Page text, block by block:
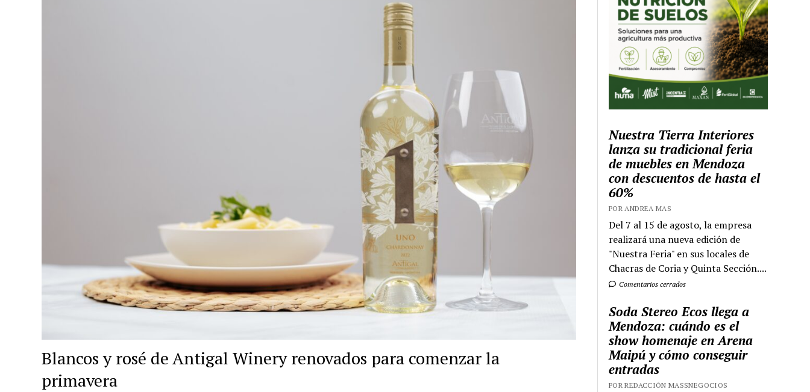
Blancos y rosé de Antigal Winery renovados para comenzar la
primavera
Nuestra Tierra Interiores
lanza su tradicional feria
de muebles en Mendoza
con descuentos de hasta el
60%
POR ANDREA MAS
Del 7 al 15 de agosto, la empresa
realizará una nueva edición de
"Nuestra Feria" en sus locales de
Chacras de Coria y Quinta Sección....
Comentarios cerrados
Soda Stereo Ecos llega a
Mendoza: cuándo es el
show homenaje en Arena
Maipú y cómo conseguir
entradas
POR REDACCIÓN MASSNEGOCIOS